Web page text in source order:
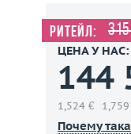
Ритейл:
ЦЕНА У НАС:
144
1,524 €
Почему